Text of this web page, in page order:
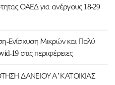
ΟΑΕΔ για ανέργους 18-29
Ενίσχυση Μικρών και Πολύ
19 στις περιφέρειες
ΔΑΝΕΙΟΥ Α’ ΚΑΤΟΙΚΙΑΣ